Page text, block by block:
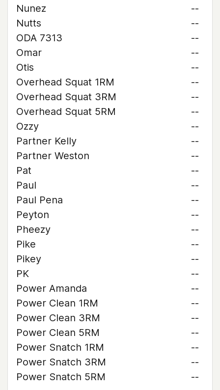
Nunez
--
Nutts
--
ODA 7313
--
Omar
--
Otis
--
Overhead Squat 1RM
--
Overhead Squat 3RM
--
Overhead Squat 5RM
--
Ozzy
--
Partner Kelly
--
Partner Weston
--
Pat
--
Paul
--
Paul Pena
--
Peyton
--
Pheezy
--
Pike
--
Pikey
--
PK
--
Power Amanda
--
Power Clean 1RM
--
Power Clean 3RM
--
Power Clean 5RM
--
Power Snatch 1RM
--
Power Snatch 3RM
--
Power Snatch 5RM
--